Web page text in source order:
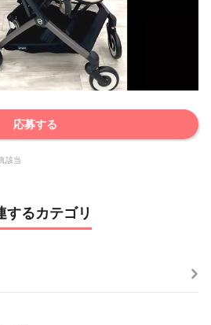
応募する
該当
するカテゴリ